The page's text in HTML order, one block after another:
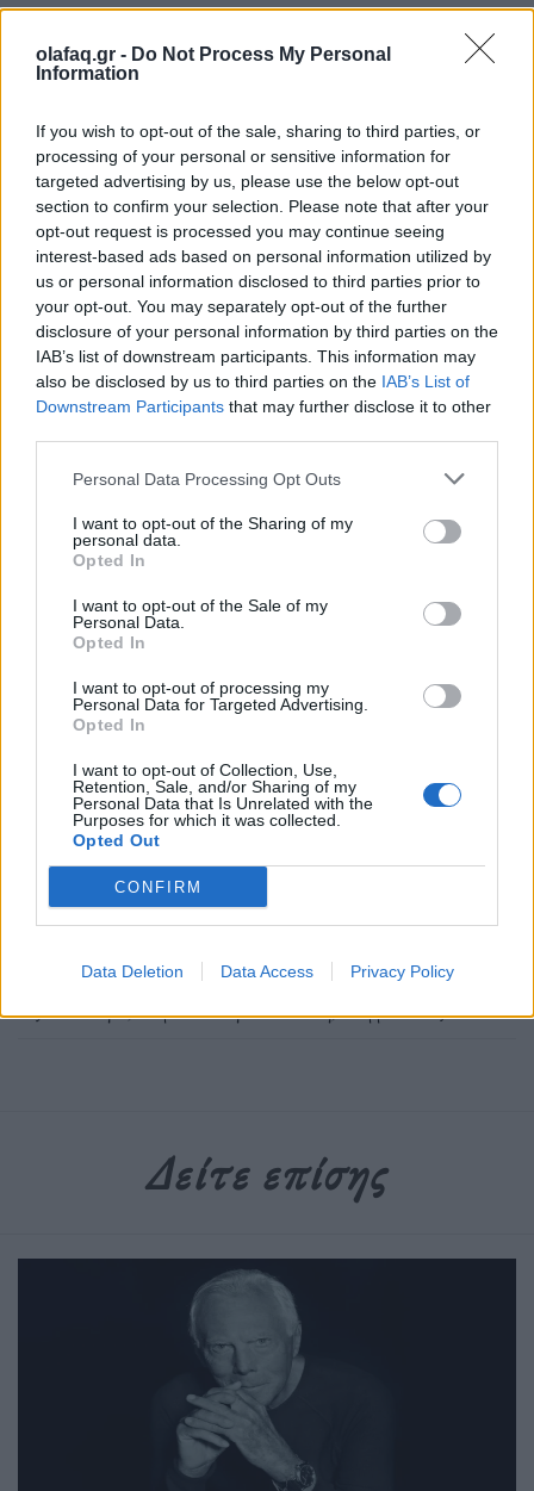
olafaq.gr - Do Not Process My Personal
Information
If you wish to opt-out of the sale, sharing to third parties, or
processing of your personal or sensitive information for
targeted advertising by us, please use the below opt-out
section to confirm your selection. Please note that after your
opt-out request is processed you may continue seeing
interest-based ads based on personal information utilized by
us or personal information disclosed to third parties prior to
your opt-out. You may separately opt-out of the further
disclosure of your personal information by third parties on the
IAB’s list of downstream participants. This information may
also be disclosed by us to third parties on the IAB’s List of
Downstream Participants that may further disclose it to other
Personal Data Processing Opt Outs
I want to opt-out of the Sharing of my
personal data.
Opted In
I want to opt-out of the Sale of my
Personal Data.
Opted In
I want to opt-out of processing my
Personal Data for Targeted Advertising.
Opted In
I want to opt-out of Collection, Use,
Retention, Sale, and/or Sharing of my
Personal Data that Is Unrelated with the
Purposes for which it was collected.
Opted Out
CONFIRM
Data Deletion Data Access Privacy Policy
23.07.2022
Εικονογράφηση: Αγγελική Βρεττού
Οι συνομιλίες που ακολουθούν, με θέμα τη
σεξουαλικότητα, έγιναν με πρωτοβουλία του Αντρέ
Μπρετόν και δημοσιεύτηκαν για πρώτη φορά στο
περιοδικό «Σουρεαλιστική Επανάσταση» από το
1928 ως το 1932.
Διαβάστε περισσότερα
Αντρέ Μπρετόν,Γυναικείος Οργασμός,Λουί Αραγκόν,Μαξ Έρνστ
σεξουαλικότητα,Σουρεαλιστική Επανάσταση,Υπερρεαλιστές
Δείτε επίσης